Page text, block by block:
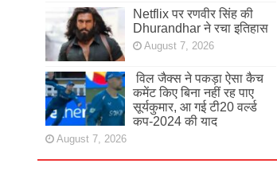
Netflix पर रणवीर सिंह की
Dhurandhar ने रचा इतिहास
August 7, 2026
विल जैक्स ने पकड़ा ऐसा कैच
कमेंट किए बिना नहीं रह पाए
सूर्यकुमार, आ गई टी20 वर्ल्ड
कप-2024 की याद
August 7, 2026